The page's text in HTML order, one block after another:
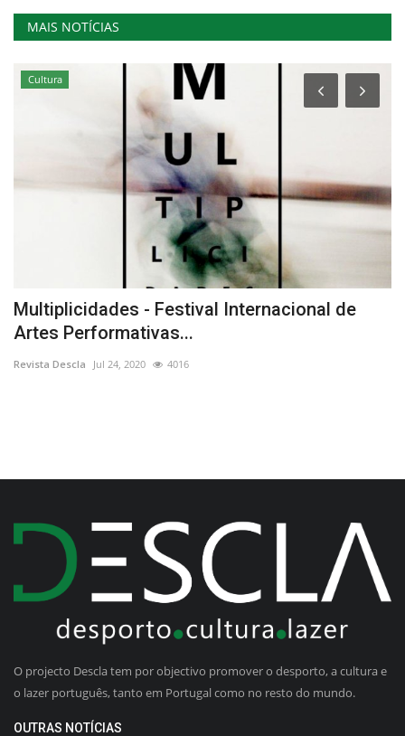
MAIS NOTÍCIAS
Cultura
Multiplicidades - Festival Internacional de
Artes Performativas...
Revista Descla Jul 24, 2020 4016
O projecto Descla tem por objectivo promover o desporto, a cultura e
o lazer português, tanto em Portugal como no resto do mundo.
OUTRAS NOTÍCIAS